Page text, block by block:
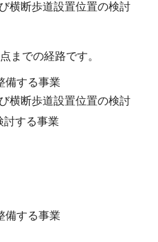
横断歩道設置位置の検討
までの経路です。
備する事業
横断歩道設置位置の検討
討する事業
備する事業